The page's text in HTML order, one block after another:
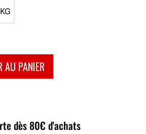
2KG
AU PANIER
dès 80€ d'achats